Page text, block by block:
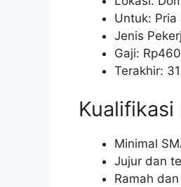
Untuk: Pria
Jenis
Gaji: Rp
Terakhir:
Kualifikasi
Minimal
Jujur dan
Ramah